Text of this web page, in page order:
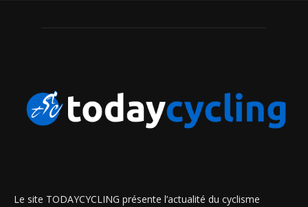
Le site TODAYCYCLING présente l’actualité du cyclisme